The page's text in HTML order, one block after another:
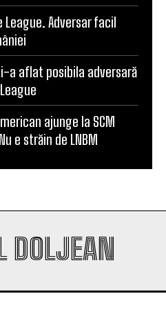
Adversar facil
a aflat posibila adversară
ajunge la SCM
e străin de LNBM
DOLJEAN